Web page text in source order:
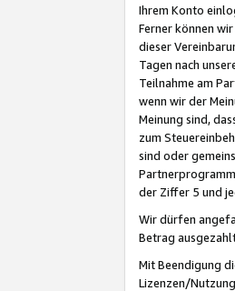
Ihrem Konto
Ferner können
dieser
Tagen nach
Teilnahme am
wenn wir der
Meinung sind,
zum
sind oder
der Ziffer 5 und
Wir dürfen
Betrag
Mit Beendigung
Lizenzen/